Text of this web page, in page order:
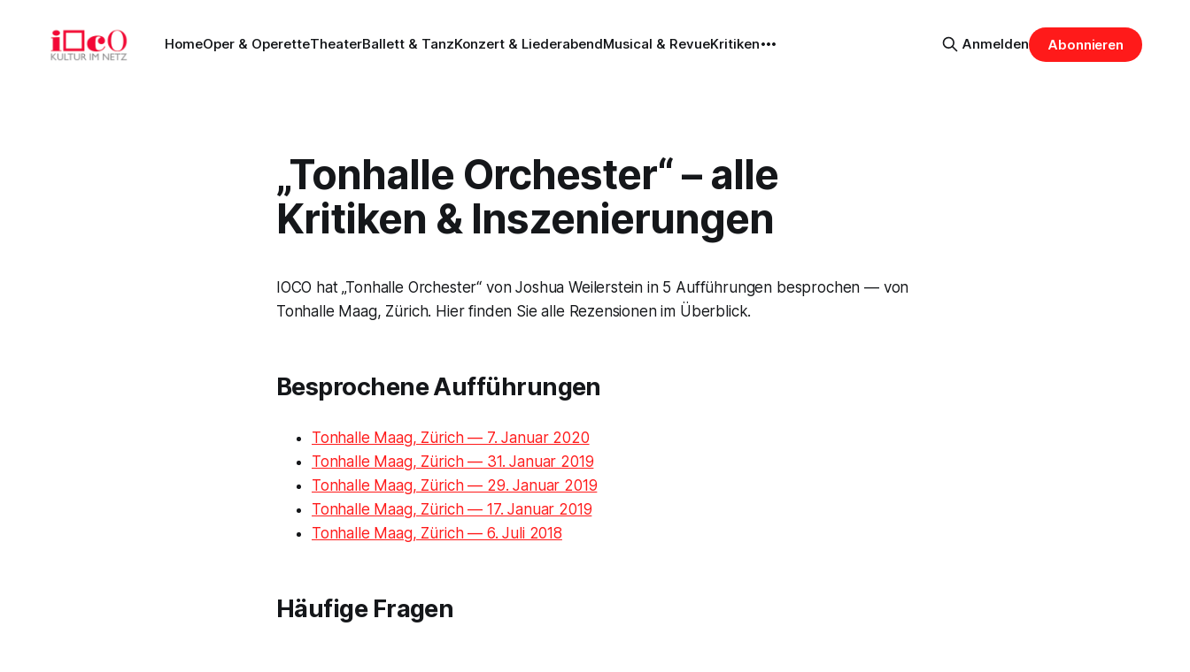
HomeOper & OperetteTheaterBallett & TanzKonzert & LiederabendMusical & RevueKritiken Anmelden Abonnieren
„Tonhalle Orchester“ – alle
Kritiken & Inszenierungen
IOCO hat „Tonhalle Orchester“ von Joshua Weilerstein in 5 Aufführungen besprochen — von
Tonhalle Maag, Zürich. Hier finden Sie alle Rezensionen im Überblick.
Besprochene Aufführungen
Tonhalle Maag, Zürich — 7. Januar 2020
Tonhalle Maag, Zürich — 31. Januar 2019
Tonhalle Maag, Zürich — 29. Januar 2019
Tonhalle Maag, Zürich — 17. Januar 2019
Tonhalle Maag, Zürich — 6. Juli 2018
Häufige Fragen